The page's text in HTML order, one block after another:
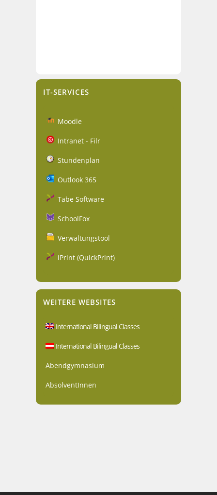
IT-SERVICES
Moodle
Intranet - Filr
Stundenplan
Outlook 365
Tabe Software
SchoolFox
Verwaltungstool
iPrint (QuickPrint)
WEITERE WEBSITES
International Bilingual Classes
International Bilingual Classes
Abendgymnasium
AbsolventInnen